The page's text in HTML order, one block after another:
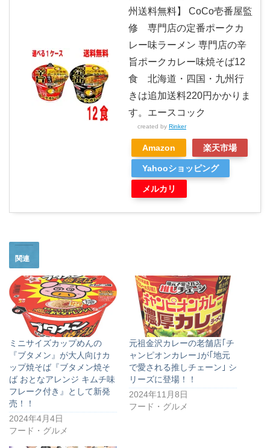
州送料無料】 CoCo壱番屋監
修 専門店の定番ポークカ
レー味ラーメン 専門店の辛
旨ポークカレー味焼そば12
食 北海道・四国・九州行
きは追加送料220円かかりま
す。エースコック
created by Rinker
Amazon 楽天市場
Yahooショッピング
メルカリ
関連
ミニサイズカップめんの
『ブタメン』が大人向けカ
ップ焼そば『ブタメン焼そ
ば おとなアレンジ キムチ味
フレーク付き』として新発
売！！
2024年4月4日
フード・グルメ
元祖金沢カレーの老舗店｢チ
ャンピオンカレー｣が｢地元
で愛される推しチェーン｣ シ
リーズに登場！！
2024年11月8日
フード・グルメ